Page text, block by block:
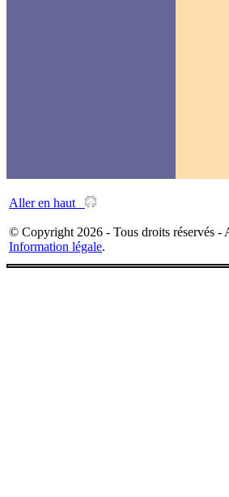
Aller en haut
© Copyright 2026 - Tous droits réservés -
Information légale.